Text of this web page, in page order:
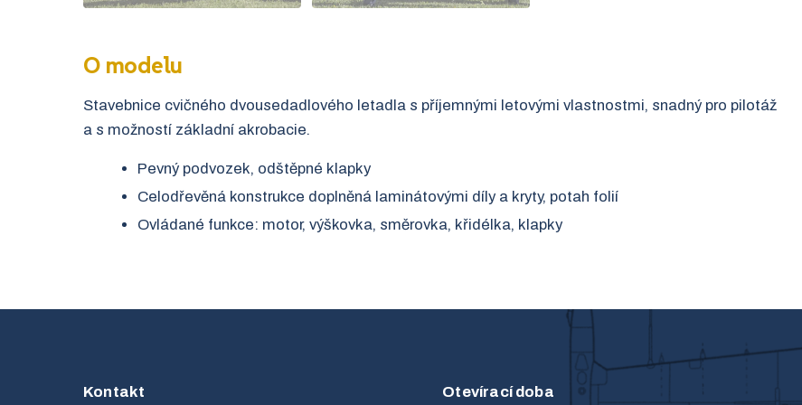
O modelu
Stavebnice cvičného dvousedadlového letadla s příjemnými letovými vlastnostmi, snadný pro pilotáž
a s možností základní akrobacie.
Pevný podvozek, odštěpné klapky
Celodřevěná konstrukce doplněná laminátovými díly a kryty, potah folií
Ovládané funkce: motor, výškovka, směrovka, křidélka, klapky
Kontakt Otevírací doba